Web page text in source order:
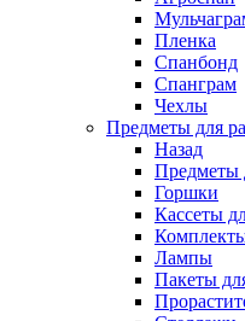
Пленка
Спанбонд
Спанграм
Чехлы
Предметы для
Назад
Предметы
Горшки
Кассеты
Лампы
Пакеты